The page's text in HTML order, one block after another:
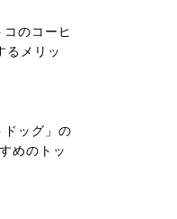
のコーヒ
るメリッ
ドッグ」の
めのトッ